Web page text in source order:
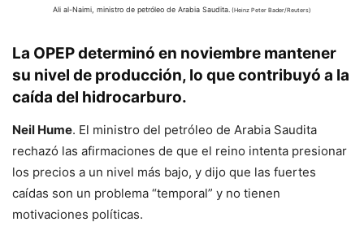
Ali al-Naimi, ministro de petróleo de Arabia Saudita. (Heinz Peter Bader/Reuters)
La OPEP determinó en noviembre mantener
su nivel de producción, lo que contribuyó a la
caída del hidrocarburo.
Neil Hume. El ministro del petróleo de Arabia Saudita
rechazó las afirmaciones de que el reino intenta presionar
los precios a un nivel más bajo, y dijo que las fuertes
caídas son un problema “temporal” y no tienen
motivaciones políticas.